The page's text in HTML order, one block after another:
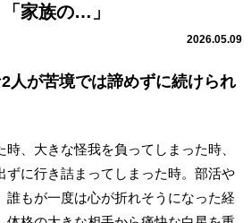
家族の…」
2026.05.09
人が苦境では諦めずに続けられ
、大きな怪我を負ってしまった時、
ずに行き詰まってしまった時。部活や
誰もが一度は心が折れそうになった経